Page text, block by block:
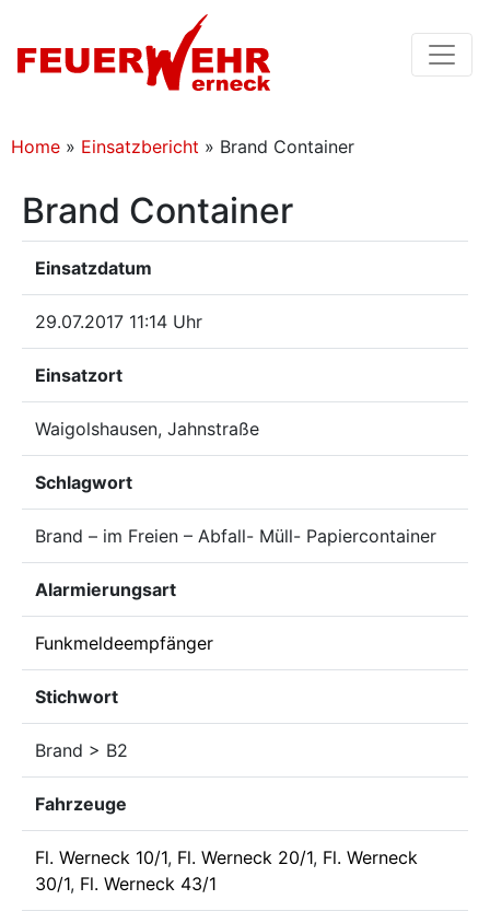
Home » Einsatzbericht » Brand Container
Brand Container
Einsatzdatum
29.07.2017 11:14 Uhr
Einsatzort
Waigolshausen, Jahnstraße
Schlagwort
Brand – im Freien – Abfall- Müll- Papiercontainer
Alarmierungsart
Funkmeldeempfänger
Stichwort
Brand > B2
Fahrzeuge
Fl. Werneck 10/1, Fl. Werneck 20/1, Fl. Werneck
30/1, Fl. Werneck 43/1